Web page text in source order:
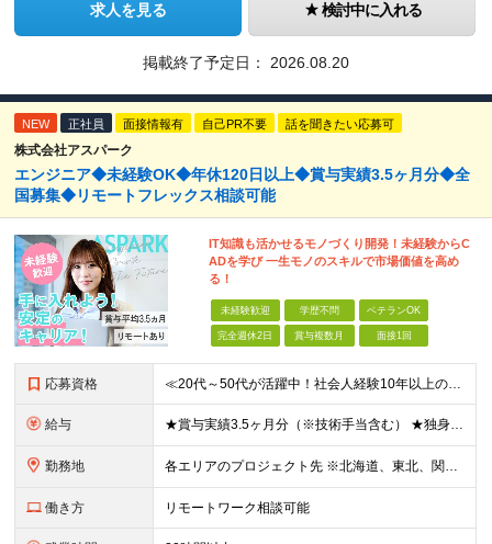
求人を見る 検討中に入れる
掲載終了予定日： 2026.08.20
NEW 正社員 面接情報有 自己PR不要 話を聞きたい応募可
株式会社アスパーク
エンジニア◆未経験OK◆年休120日以上◆賞与実績3.5ヶ月分◆全
国募集◆リモートフレックス相談可能
IT知識も活かせるモノづくり開発！未経験からC
ADを学び 一生モノのスキルで市場価値を高め
る！
未経験歓迎 学歴不問 ベテランOK
完全週休2日 賞与複数月 面接1回
応募資格 ≪20代～50代が活躍中！社会人経験10年以上の方も歓迎≫ ◆学歴不問 ◆未経験・ブランクOK ≫モノづくりに関する何らかの経験をお持ちの方は優遇します！ ～こんな方が活躍できます！～ ◎専門的な
給与 ★賞与実績3.5ヶ月分（※技術手当含む） ★独身寮│寮費手当│引っ越し手当あり ★月給26万円も可能！ 【実務経験者】※前職の給与、経験、スキルをもとに決定 ・月給21万円～60万円＋時間外手当全
勤務地 各エリアのプロジェクト先 ※北海道、東北、関東、北信越、東海、関西、四国、中国、九州の各エリアから希望勤務地をお聞かせください。 ※転勤を伴わない エリア限定採用枠あり。U・Iターンも歓迎です！ ※プ
働き方 リモートワーク相談可能